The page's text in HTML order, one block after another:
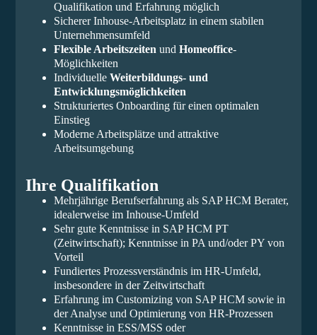
Qualifikation und Erfahrung möglich
Sicherer Inhouse-Arbeitsplatz in einem stabilen
Unternehmensumfeld
Flexible Arbeitszeiten und Homeoffice-
Möglichkeiten
Individuelle Weiterbildungs- und
Entwicklungsmöglichkeiten
Strukturiertes Onboarding für einen optimalen
Einstieg
Moderne Arbeitsplätze und attraktive
Arbeitsumgebung
Ihre Qualifikation
Mehrjährige Berufserfahrung als SAP HCM Berater,
idealerweise im Inhouse-Umfeld
Sehr gute Kenntnisse in SAP HCM PT
(Zeitwirtschaft); Kenntnisse in PA und/oder PY von
Vorteil
Fundiertes Prozessverständnis im HR-Umfeld,
insbesondere in der Zeitwirtschaft
Erfahrung im Customizing von SAP HCM sowie in
der Analyse und Optimierung von HR-Prozessen
Kenntnisse in ESS/MSS oder